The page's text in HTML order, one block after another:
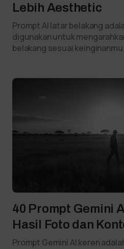
Lebih Aesthetic
Prompt AI latar belakang
digunakan untuk
belakang sesuai
40 Prompt Gemini
Hasil Foto dan
Prompt Gemini AI keren